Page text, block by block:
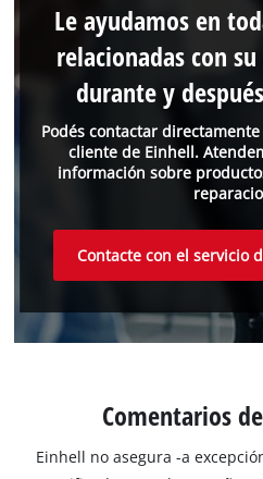
Podés contactar
cliente de Einhell.
información sobre
Le ayudamos en
relacionadas con
durante y
Contacte con el servicio
Comentarios
Einhell no asegura -a